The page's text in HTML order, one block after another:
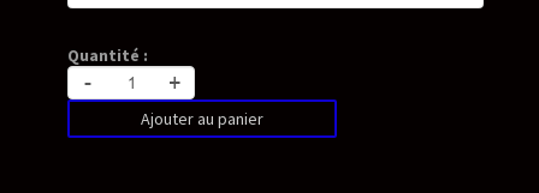
Quantité :
- +
Ajouter au panier